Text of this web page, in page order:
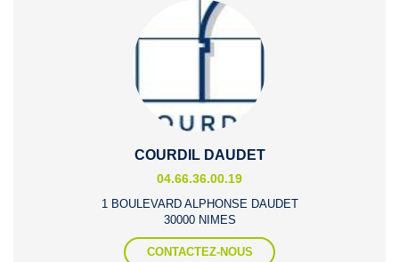
COURDIL DAUDET
04.66.36.00.19
1 BOULEVARD ALPHONSE DAUDET
30000 NIMES
CONTACTEZ-NOUS